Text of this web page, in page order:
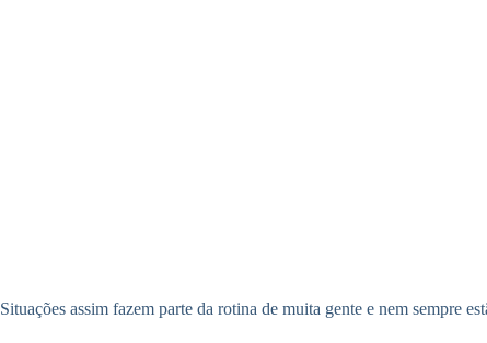
Situações assim fazem parte da rotina de muita gente e nem sempre